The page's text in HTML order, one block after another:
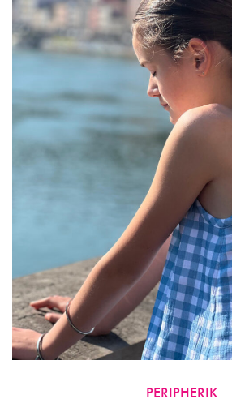
Options
Peuvent
Être
Sur
La
Du
Produit
PERIPHERIK